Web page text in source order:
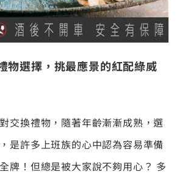
物選擇，挑最應景的紅配綠威
交換禮物，隨著年齡漸漸成熟，選
是許多上班族的心中認為容易準備
牌！但總是被大家說不夠用心？ 多